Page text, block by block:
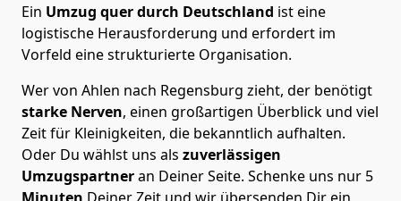
Ein Umzug quer durch Deutschland ist eine
logistische Herausforderung und erfordert im
Vorfeld eine strukturierte Organisation.
Wer von Ahlen nach Regensburg zieht, der benötigt
starke Nerven, einen großartigen Überblick und viel
Zeit für Kleinigkeiten, die bekanntlich aufhalten.
Oder Du wählst uns als zuverlässigen
Umzugspartneran Deiner Seite. Schenke uns nur 5